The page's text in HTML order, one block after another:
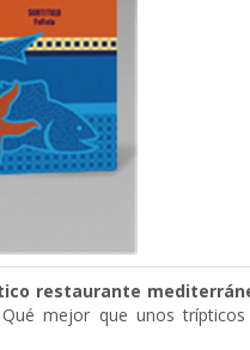
restaurante
Qué mejor que unos trípticos